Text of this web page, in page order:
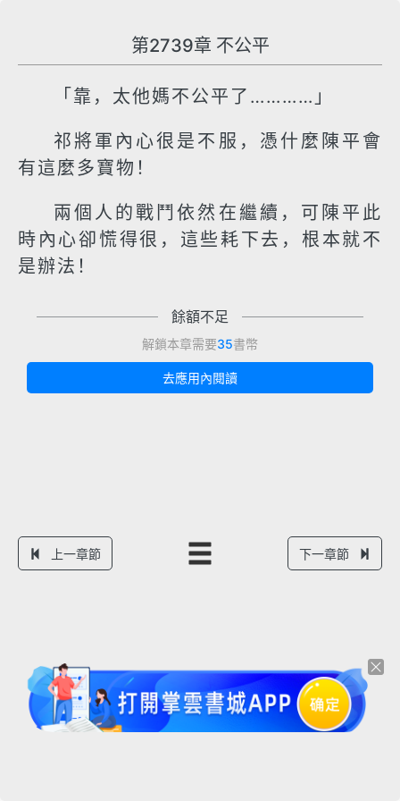
第2739章 不公平
「靠，太他媽不公平了…………」
祁將軍內心很是不服，憑什麼陳平會
有這麼多寶物！
兩個人的戰鬥依然在繼續，可陳平此
時內心卻慌得很，這些耗下去，根本就不
是辦法！
餘額不足
解鎖本章需要35書幣
去應用內閱讀
上一章節 下一章節